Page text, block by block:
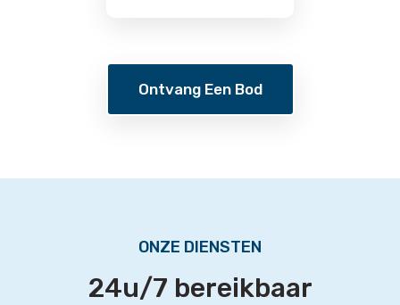
Ontvang Een Bod
ONZE DIENSTEN
24u/7 bereikbaar